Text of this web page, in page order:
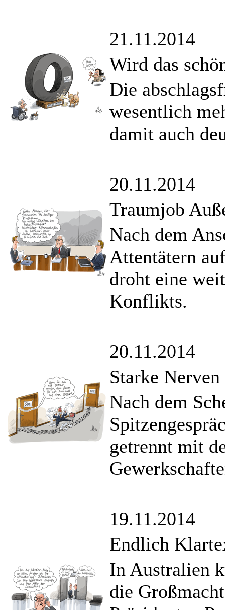
21.11.2014
Wird das
Die
wesentlich
damit auch
20.11.2014
Traumjob
Nach dem
Attentätern
droht eine
Konflikts.
20.11.2014
Starke
Nach dem
getrennt mit
19.11.2014
Endlich
In Australien
die